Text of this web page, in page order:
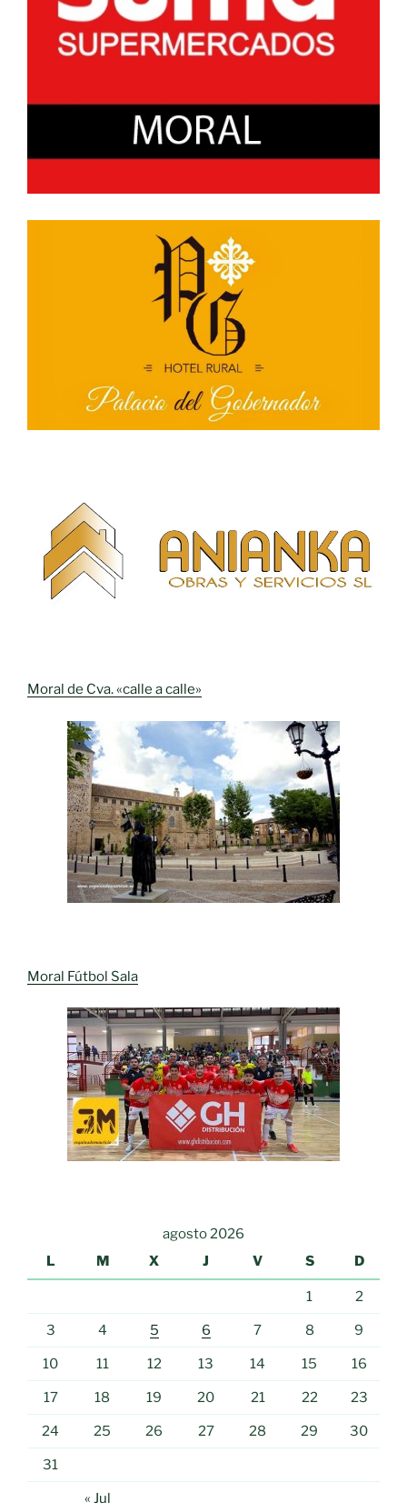
Moral de Cva. «calle a calle»
Moral Fútbol Sala
agosto 2026
L
M X J V S D
1 2
3 4 5 6 7 8 9
10 11 12 13 14 15 16
17 18 19 20 21 22 23
24 25 26 27 28 29 30
31
« Jul